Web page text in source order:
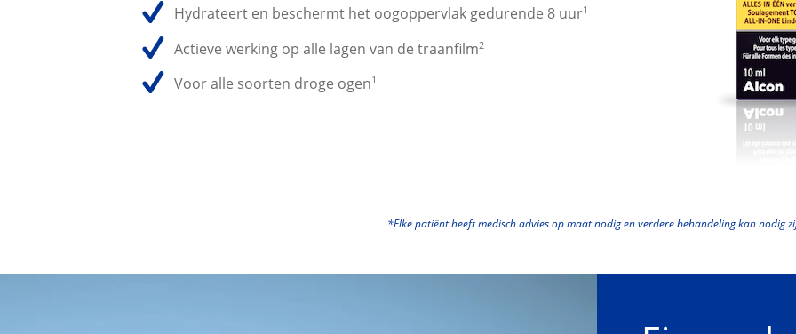
Hydrateert en beschermt het oogoppervlak gedurende 8 uur1
Actieve werking op alle lagen van de traanfilm2
Voor alle soorten droge ogen1
*Elke patiënt heeft medisch advies op maat nodig en verdere behandeling kan nodig